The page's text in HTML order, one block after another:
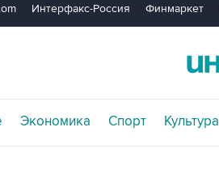
Интерфакс-Россия Финмаркет
Экономика Спорт Культура